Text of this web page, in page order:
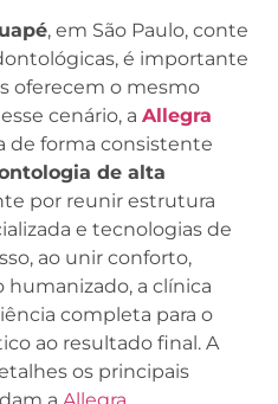
, em São Paulo, conte
é importante
oferecem o mesmo
cenário, a Allegra
de forma consistente
de alta
por reunir estrutura
e tecnologias de
ao unir conforto,
a clínica
completa para o
ao resultado final. A
os principais